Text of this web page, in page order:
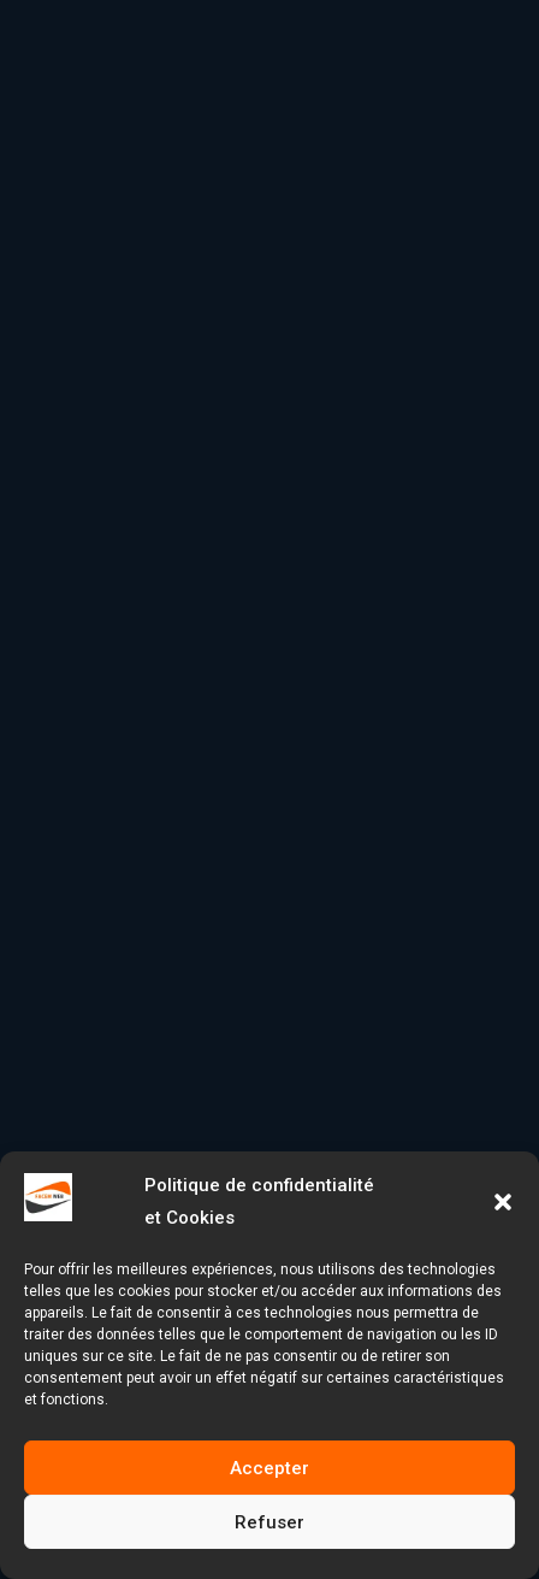
Politique de confidentialité
et Cookies
Pour offrir les meilleures expériences, nous utilisons des technologies
telles que les cookies pour stocker et/ou accéder aux informations des
appareils. Le fait de consentir à ces technologies nous permettra de
traiter des données telles que le comportement de navigation ou les ID
uniques sur ce site. Le fait de ne pas consentir ou de retirer son
consentement peut avoir un effet négatif sur certaines caractéristiques
et fonctions.
Accepter
Refuser